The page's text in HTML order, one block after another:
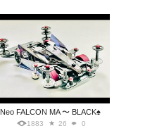
Neo FALCON MA 〜 BLACK♠️
1883 26 0